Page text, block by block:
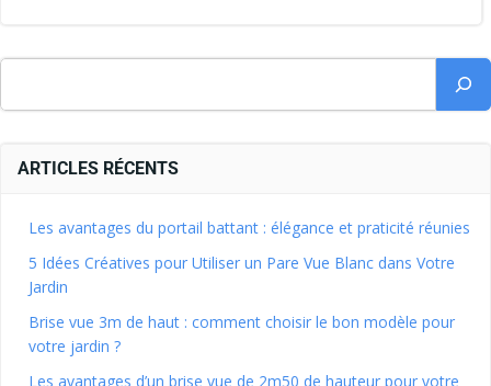
ARTICLES RÉCENTS
Les avantages du portail battant : élégance et praticité réunies
5 Idées Créatives pour Utiliser un Pare Vue Blanc dans Votre
Jardin
Brise vue 3m de haut : comment choisir le bon modèle pour
votre jardin ?
Les avantages d’un brise vue de 2m50 de hauteur pour votre